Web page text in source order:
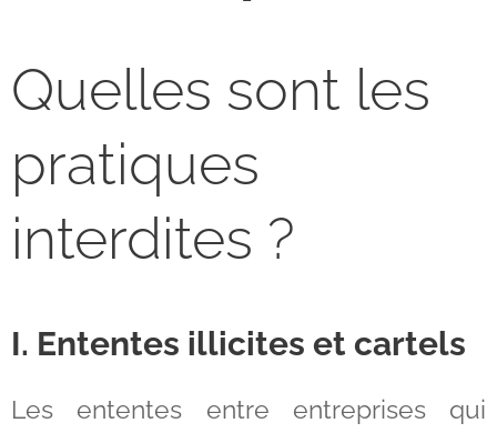
Quelles sont les
pratiques
interdites ?
I. Ententes illicites et cartels
Les ententes entre entreprises qui